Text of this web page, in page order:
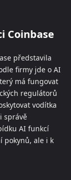
Coinbase
představila
firmy jde o AI
má fungovat
regulátorů
vodítka
správě
AI funkcí
pokynů, ale i k